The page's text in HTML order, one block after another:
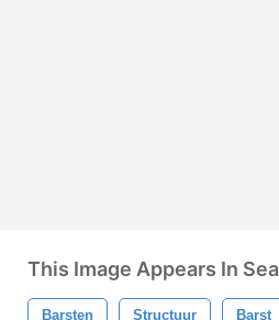
This Image Appears In
Barsten Structuur Barst